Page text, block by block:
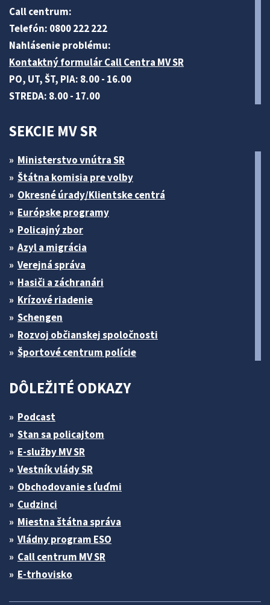
Call centrum:
Telefón: 0800 222 222
Nahlásenie problému:
Kontaktný formulár Call Centra MV SR
PO, UT, ŠT, PIA: 8.00 - 16.00
STREDA: 8.00 - 17.00
SEKCIE MV SR
Ministerstvo vnútra SR
Štátna komisia pre volby
Okresné úrady/Klientske centrá
Európske programy
Policajný zbor
Azyl a migrácia
Verejná správa
Hasiči a záchranári
Krízové riadenie
Schengen
Rozvoj občianskej spoločnosti
Športové centrum polície
DÔLEŽITÉ ODKAZY
Podcast
Stan sa policajtom
E-služby MV SR
Vestník vlády SR
Obchodovanie s ľuďmi
Cudzinci
Miestna štátna správa
Vládny program ESO
Call centrum MV SR
E-trhovisko